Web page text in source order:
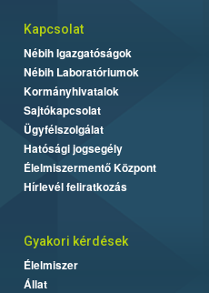
Kapcsolat
Nébih Igazgatóságok
Nébih Laboratóriumok
Kormányhivatalok
Sajtókapcsolat
Ügyfélszolgálat
Hatósági jogsegély
Élelmiszermentő Központ
Hírlevél feliratkozás
Gyakori kérdések
Élelmiszer
Állat